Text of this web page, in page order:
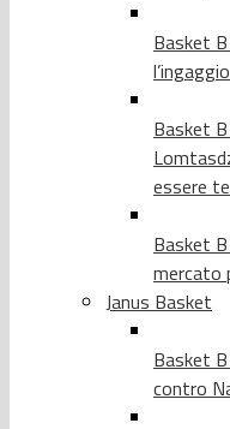
Basket
Basket
essere
Basket
mercato
Janus Basket
Basket
contro